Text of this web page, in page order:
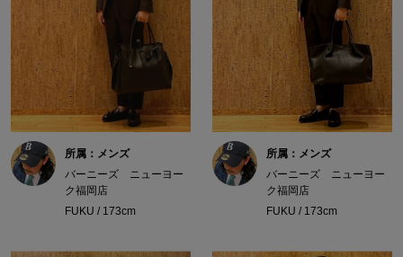
所属：メンズ
バーニーズ ニューヨー
ク福岡店
FUKU / 173cm
所属：メンズ
バーニーズ ニューヨー
ク福岡店
FUKU / 173cm